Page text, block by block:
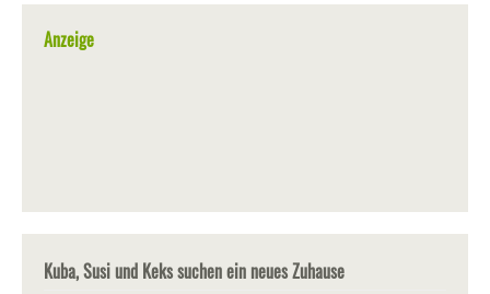
Anzeige
Kuba, Susi und Keks suchen ein neues Zuhause